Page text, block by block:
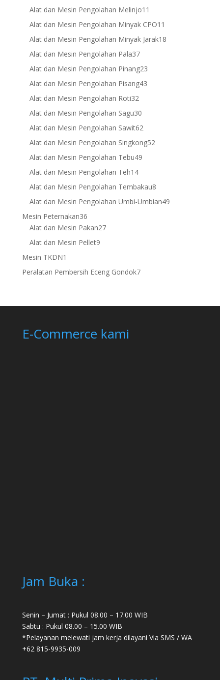
products
Alat dan Mesin Pengolahan Melinjo11
products
Alat dan Mesin Pengolahan Minyak CPO11
products
Alat dan Mesin Pengolahan Minyak Jarak1818
Alat dan Mesin Pengolahan Pala3737
products
Alat dan Mesin Pengolahan Pinang2323
Alat dan Mesin Pengolahan Pisang4343
Alat dan Mesin Pengolahan Roti3232
products
Alat dan Mesin Pengolahan Sagu3030
products
Alat dan Mesin Pengolahan Sawit6262
products
Alat dan Mesin Pengolahan Singkong5252
Alat dan Mesin Pengolahan Tebu4949
Alat dan Mesin Pengolahan Teh1414
products
Alat dan Mesin Pengolahan Tembakau88
products
Alat dan Mesin Pengolahan Umbi-Umbian4949
Mesin Peternakan3636
products
Alat dan Mesin Pakan2727
Alat dan Mesin Pellet99
Mesin TKDN1
product
Peralatan Pembersih Eceng Gondok77
E-Commerce kami
Jam Buka :
Senin – Jumat : Pukul 08.00 – 17.00 WIB
Sabtu : Pukul 08.00 – 15.00 WIB
*Pelayanan melewati jam kerja dilayani Via SMS / WA
+62 815-9935-009